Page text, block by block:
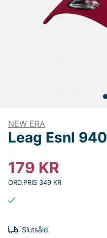
NEW ERA
Leag Esnl
179 KR
ORD.PRIS 349 KR
Slutsåld